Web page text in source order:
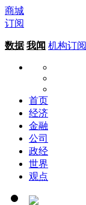
商城
订阅
数据 我闻 机构订阅
首页
经济
金融
公司
政经
世界
观点